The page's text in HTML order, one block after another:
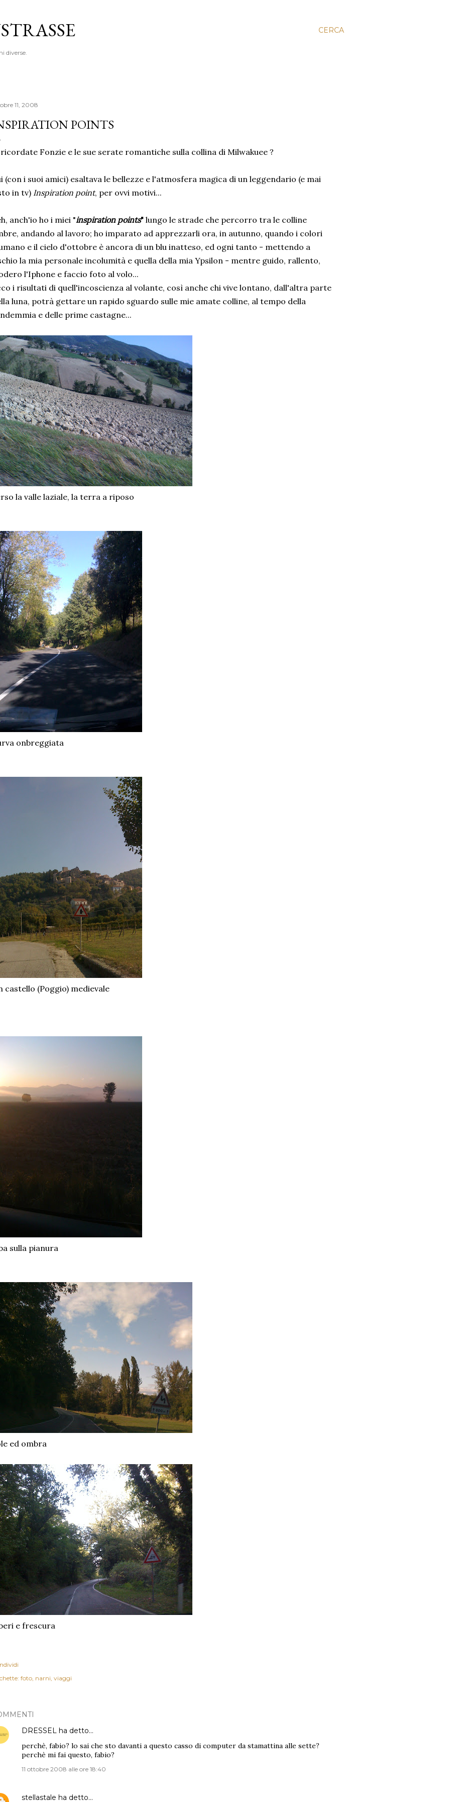
CERCA
diverse.
11, 2008
POINTS
Fonzie e le sue serate romantiche sulla collina di Milwakuee ?
(con i suoi amici) esaltava le bellezze e l'atmosfera magica di un leggendario (e mai
in tv) Inspiration point, per ovvi motivi...
anch'io ho i miei "inspiration points" lungo le strade che percorro tra le colline
andando al lavoro; ho imparato ad apprezzarli ora, in autunno, quando i colori
e il cielo d'ottobre è ancora di un blu inatteso, ed ogni tanto - mettendo a
la mia personale incolumità e quella della mia Ypsilon - mentre guido, rallento,
l'Iphone e faccio foto al volo...
i risultati di quell'incoscienza al volante, così anche chi vive lontano, dall'altra parte
luna, potrà gettare un rapido sguardo sulle mie amate colline, al tempo della
e delle prime castagne...
la valle laziale, la terra a riposo
onbreggiata
castello (Poggio) medievale
sulla pianura
ed ombra
e frescura
foto narni viaggi
DRESSEL ha detto…
perchè, fabio? lo sai che sto davanti a questo casso di computer da stamattina alle sette?
perchè mi fai questo, fabio?
11 ottobre 2008 alle ore 18:40
stellastale ha detto…